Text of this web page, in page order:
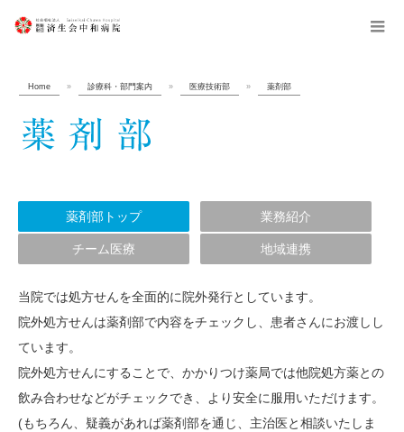
menu
Home » 診療科・部門案内 » 医療技術部 » 薬剤部
薬剤部トップ 業務紹介
チーム医療 地域連携
当院では処方せんを全面的に院外発行としています。
院外処方せんは薬剤部で内容をチェックし、患者さんにお渡しし
ています。
院外処方せんにすることで、かかりつけ薬局では他院処方薬との
飲み合わせなどがチェックでき、より安全に服用いただけます。
(もちろん、疑義があれば薬剤部を通じ、主治医と相談いたしま